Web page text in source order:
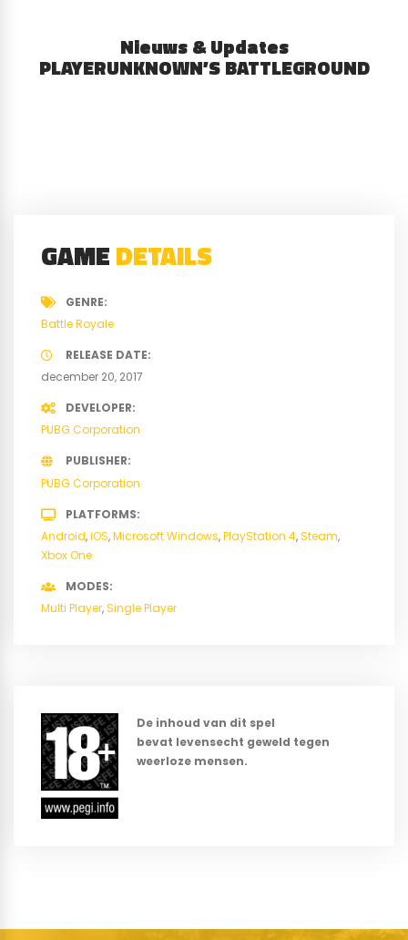
Nieuws & Updates
PLAYERUNKNOWN’S BATTLEGROUND
GAMEDETAILS
GENRE
Battle Royale
RELEASE DATE
december 20, 2017
DEVELOPER
PUBG Corporation
PUBLISHER
PUBG Corporation
PLATFORMS
Android iOS Microsoft Windows PlayStation 4 Steam
Xbox One
MODES
Multi Player Single Player
De inhoud van dit spel
bevat levensecht geweld tegen
weerloze mensen.